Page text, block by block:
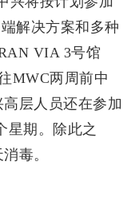
解决方案和多种
VIA 3号馆
MWC两周前中
层人员还在参加
星期。除此之
毒。